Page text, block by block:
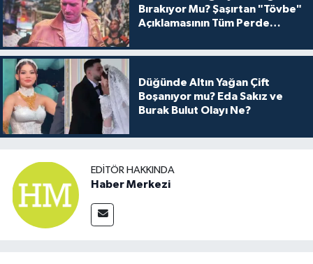
Bırakıyor Mu? Şaşırtan "Tövbe"
Açıklamasının Tüm Perde
Düğünde Altın Yağan Çift
Boşanıyor mu? Eda Sakız ve
Burak Bulut Olayı Ne?
EDITÖR HAKKINDA
Haber Merkezi